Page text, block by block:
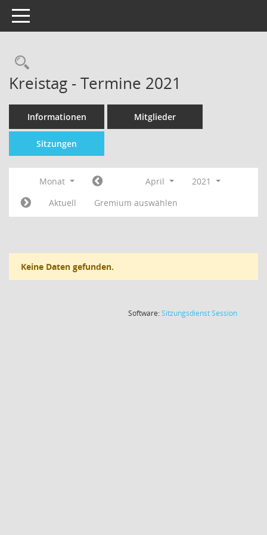
Toggle navigation
Kreistag - Termine 2021
Informationen Mitglieder
Sitzungen
Monat April
2021
Aktuell
Gremium auswählen
Keine Daten gefunden.
Software:SitzungsdienstSession(Wird in